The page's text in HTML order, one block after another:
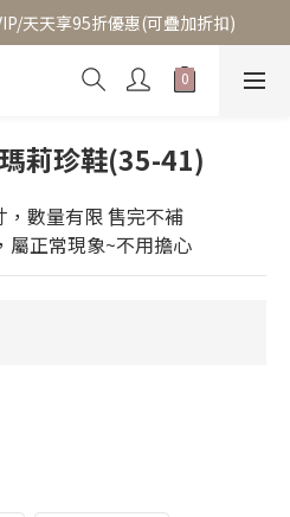
件95折(部分商品除外)
天天享95折優惠(可疊加折扣)
件95折(部分商品除外)
莉珍鞋(35-41)
數量有限 售完不補
屬正常現象~不用擔心